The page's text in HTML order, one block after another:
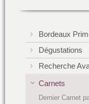
Bordeaux
Dégustations
Recherche
Carnets
Dernier Carnet